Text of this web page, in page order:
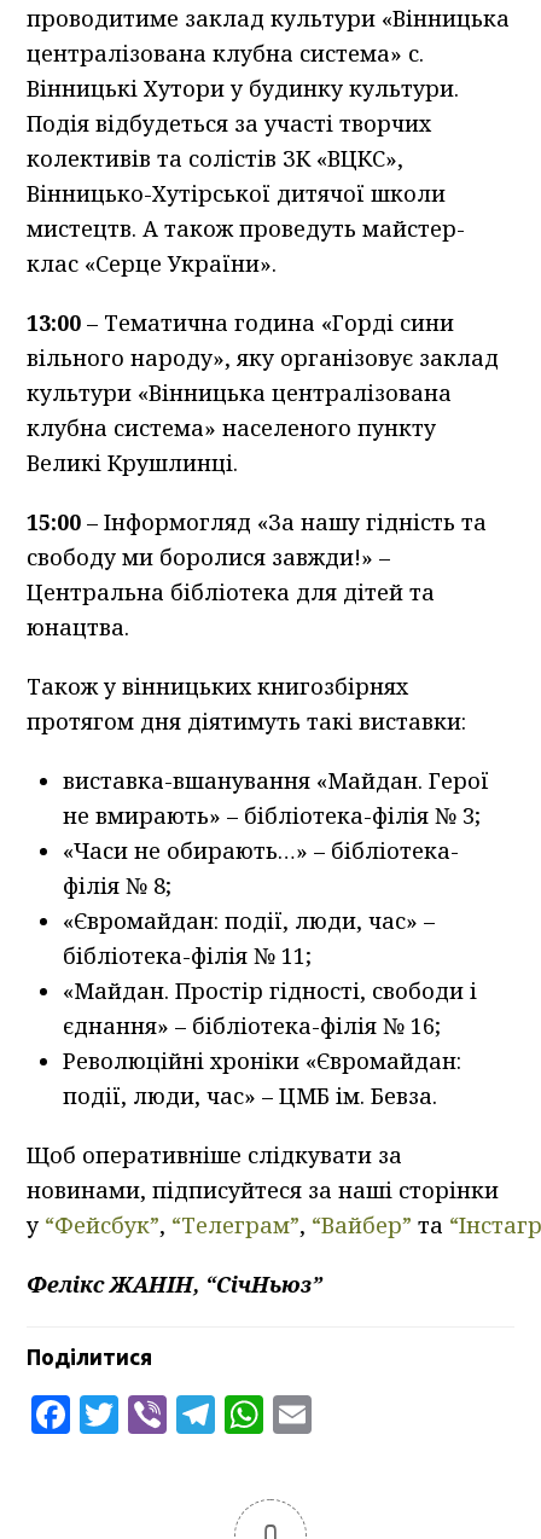
проводитиме заклад культури «Вінницька
централізована клубна система» с.
Вінницькі Хутори у будинку культури.
Подія відбудеться за участі творчих
колективів та солістів ЗК «ВЦКС»,
Вінницько-Хутірської дитячої школи
мистецтв. А також проведуть майстер-
клас «Серце України».
13:00– Тематична година «Горді сини
вільного народу», яку організовує заклад
культури «Вінницька централізована
клубна система» населеного пункту
Великі Крушлинці.
15:00 – Інформогляд «За нашу гідність та
свободу ми боролися завжди!» –
Центральна бібліотека для дітей та
юнацтва.
Також у вінницьких книгозбірнях
протягом дня діятимуть такі виставки:
виставка-вшанування «Майдан. Герої
не вмирають» – бібліотека-філія № 3;
«Часи не обирають…» – бібліотека-
філія № 8;
«Євромайдан: події, люди, час» –
бібліотека-філія № 11;
«Майдан. Простір гідності, свободи і
єднання» – бібліотека-філія № 16;
Революційні хроніки «Євромайдан:
події, люди, час» – ЦМБ ім. Бевза.
Щоб оперативніше слідкувати за
новинами, підписуйтеся за наші сторінки
у “Фейсбук”, “Телеграм”, “Вайбер” та
Фелікс ЖАНІН, “СічНьюз”
Поділитися
Facebook
Twitter
ViberTelegram
WhatsApp